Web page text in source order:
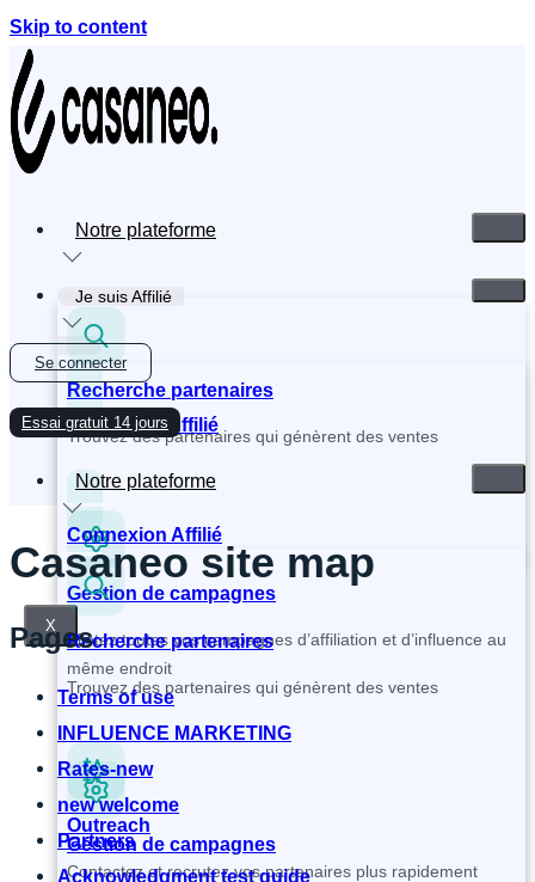
Skip to content
Notre plateforme
Recherche partenaires
Trouvez des partenaires qui génèrent des ventes
Gestion de campagnes
Pilotez toutes vos campagnes d’affiliation et d’influence au
même endroit
Outreach
Contactez et recrutez vos partenaires plus rapidement
Je suis Affilié
Inscription Affilié
Connexion Affilié
X
Se connecter
Essai gratuit 14 jours
Notre plateforme
Recherche partenaires
Trouvez des partenaires qui génèrent des ventes
Gestion de campagnes
Casaneo site map
Pages
Terms of use
INFLUENCE MARKETING
Rates-new
new welcome
Partners
Acknowledgment test guide